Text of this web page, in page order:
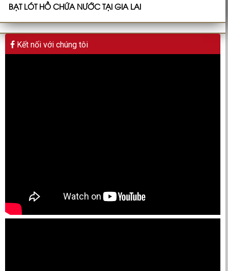
BẠT LÓT HỒ CHỨA NƯỚC TẠI GIA LAI
Kết nối với chúng tôi